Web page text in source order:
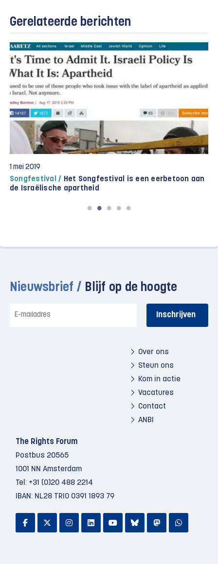
Gerelateerde berichten
1 mei 2019
Songfestival / Het Songfestival is een eerbetoon aan
de Israëlische apartheid
Nieuwsbrief / Blijf op de hoogte
mailadres
Over ons
Steun ons
Kom in actie
Vacatures
Contact
ANBI
The Rights Forum
Postbus 20565
1001 NN Amsterdam
Tel: +31 (0)20 488 2214
IBAN: NL28 TRIO 0391 1893 79